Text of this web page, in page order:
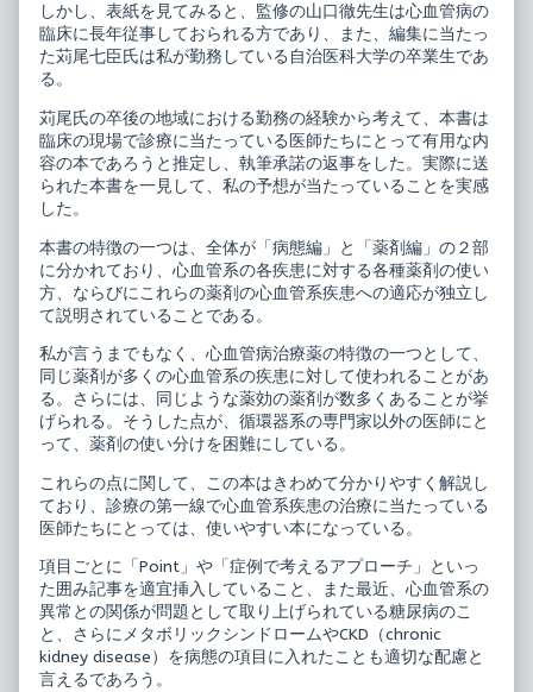
ア
ル,
しかし、表紙を見てみると、監修の山口徹先生は心血管病の
臨床に長年従事しておられる方であり、また、編集に当たっ
た苅尾七臣氏は私が勤務している自治医科大学の卒業生であ
る。
苅尾氏の卒後の地域における勤務の経験から考えて、本書は
臨床の現場で診療に当たっている医師たちにとって有用な内
容の本であろうと推定し、執筆承諾の返事をした。実際に送
られた本書を一見して、私の予想が当たっていることを実感
した。
本書の特徴の一つは、全体が「病態編」と「薬剤編」の２部
に分かれており、心血管系の各疾患に対する各種薬剤の使い
方、ならびにこれらの薬剤の心血管系疾患への適応が独立し
て説明されていることである。
私が言うまでもなく、心血管病治療薬の特徴の一つとして、
同じ薬剤が多くの心血管系の疾患に対して使われることがあ
る。さらには、同じような薬効の薬剤が数多くあることが挙
げられる。そうした点が、循環器系の専門家以外の医師にと
って、薬剤の使い分けを困難にしている。
これらの点に関して、この本はきわめて分かりやすく解説し
ており、診療の第一線で心血管系疾患の治療に当たっている
医師たちにとっては、使いやすい本になっている。
項目ごとに「Point」や「症例で考えるアプローチ」といっ
た囲み記事を適宜挿入していること、また最近、心血管系の
異常との関係が問題として取り上げられている糖尿病のこ
と、さらにメタボリックシンドロームやCKD（chronic
kidney disease）を病態の項目に入れたことも適切な配慮と
言えるであろう。